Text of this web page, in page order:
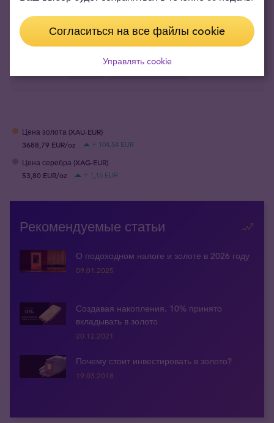
SHARE
ОТМЕТКИ 1 унция 1oz SPOT Valcambi
Цена золота (XAU-EUR)
3688,79 EUR/oz
+ 104,54 EUR
Цена серебра (XAG-EUR)
53,80 EUR/oz
+ 1,15 EUR
Рекомендуемые статьи
О подоходном налоге и золоте в 2026 году
09.01.2025
Создавая накопления, 10% принято
вкладывать в золото
20.12.2021
Почему стоит инвестировать в золото?
19.03.2018
Согласиться на все файлы cookie
Управлять cookie